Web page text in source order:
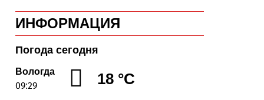
5.08.2026 14:55 Улицу Чернышевского в
Вологде отремонтируют значительно
раньше срока
5.08.2026 13:47
Вологодская область вошла
в число лидеров по росту рождаемости
5.08.2026 13:05 В День физкультурника
ИНФОРМАЦИЯ
Погода сегодня
Вологда
09:29 18 °C